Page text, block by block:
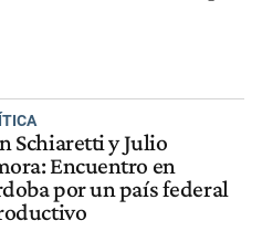
Schiaretti y Julio
Encuentro en
por un país federal